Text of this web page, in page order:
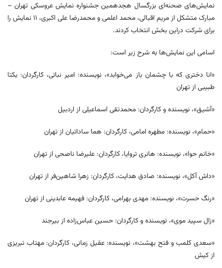
نمایش‌های صحنه‌ای بزرگسال هجدهمین جشنواره نمایش عروسکی تهران –
مبارک متشکل از مریم اقبالی، محمد اعلمی و محمدرضا علی اکبری، ۱۱ نمایش را
برای شرکت دراین بخش انتخاب کردند.
اسامی این نمایش‌ها به شرح زیر است:
«انا دختری که با چشمان باز می‌خوابد»، نویسنده: امیر نباتی، کارگردان: یکتا
طبیبی از تهران
«آشیق»، نویسنده و کارگردان: محمدتقی اسماعیلی از اردبیل
«حمام»، نویسنده: مطھره امامی، کارگردان: هما ساداتیان از تهران
«خانم حوا»، نویسنده: ھانری تروایا، کارگردان: علیرضا ناصحی از تهران
«داش آکل»، نویسنده: صادق هدایت، کارگردان: زهرا شاهین‌فر از تهران
«رنگ حسرت»، نویسنده: مهدی بهرامی، کارگردان: فهیمه عابدینی از تهران
«زال سپید موی»، نویسنده و کارگردان: حسین عباس‌زاده از بیرجند
«سعدی کلمب و فتح بهشت»، نویسنده: عقیل زمانی، کارگردان: مهتاب تبریزی
از کیش